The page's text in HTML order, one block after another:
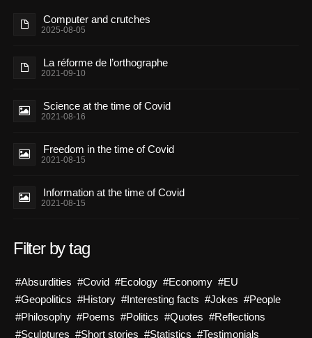
Computer and crutches
2025-08-05
La réforme de l’orthographe
2021-09-10
Science at the time of Covid
2021-08-16
Freedom in the time of Covid
2021-08-15
Information at the time of Covid
2021-08-15
Filter by tag
#Absurdities #Covid #Ecology #Economy #EU
#Geopolitics #History #Interesting facts #Jokes #People
#Philosophy #Poems #Politics #Quotes #Reflections
#Sculptures #Short stories #Statistics #Testimonials